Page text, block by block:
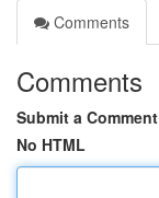
Comments
Comments
Submit a Comment
No HTML